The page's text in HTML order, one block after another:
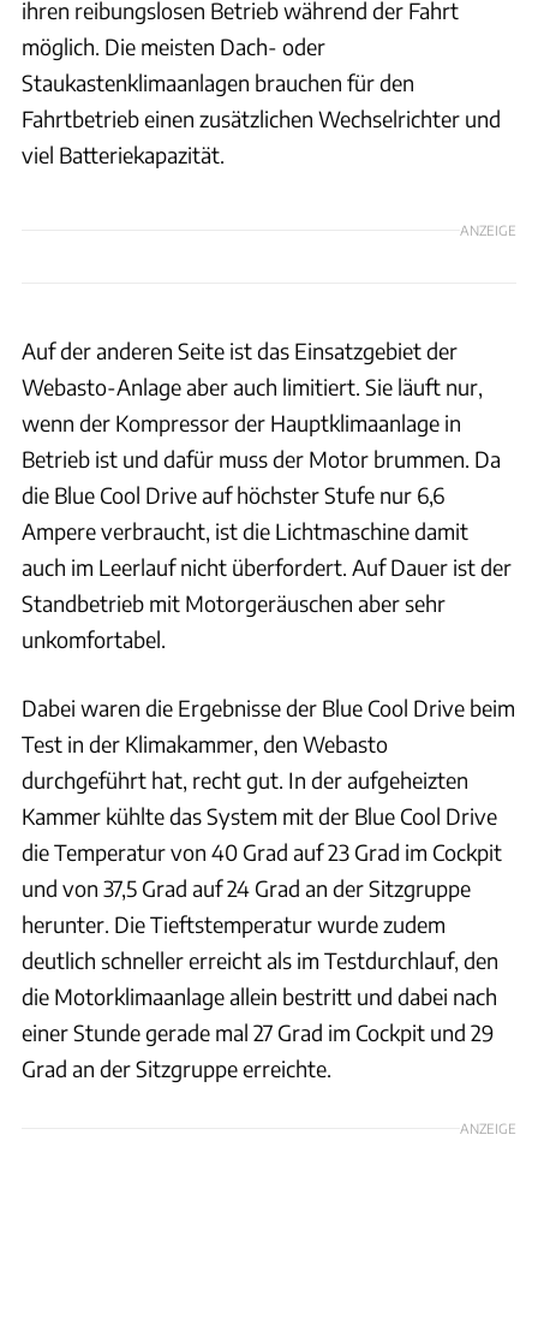
ihren reibungslosen Betrieb während der Fahrt
möglich. Die meisten Dach- oder
Staukastenklimaanlagen brauchen für den
Fahrtbetrieb einen zusätzlichen Wechselrichter und
viel Batteriekapazität.
ANZEIGE
Auf der anderen Seite ist das Einsatzgebiet der
Webasto-Anlage aber auch limitiert. Sie läuft nur,
wenn der Kompressor der Hauptklimaanlage in
Betrieb ist und dafür muss der Motor brummen. Da
die Blue Cool Drive auf höchster Stufe nur 6,6
Ampere verbraucht, ist die Lichtmaschine damit
auch im Leerlauf nicht überfordert. Auf Dauer ist der
Standbetrieb mit Motorgeräuschen aber sehr
unkomfortabel.
Dabei waren die Ergebnisse der Blue Cool Drive beim
Test in der Klimakammer, den Webasto
durchgeführt hat, recht gut. In der aufgeheizten
Kammer kühlte das System mit der Blue Cool Drive
die Temperatur von 40 Grad auf 23 Grad im Cockpit
und von 37,5 Grad auf 24 Grad an der Sitzgruppe
herunter. Die Tieftstemperatur wurde zudem
deutlich schneller erreicht als im Testdurchlauf, den
die Motorklimaanlage allein bestritt und dabei nach
einer Stunde gerade mal 27 Grad im Cockpit und 29
Grad an der Sitzgruppe erreichte.
ANZEIGE